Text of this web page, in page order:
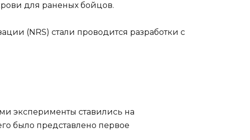
для раненых бойцов.
(NRS) стали проводится разработки с
эксперименты ставились на
было представлено первое